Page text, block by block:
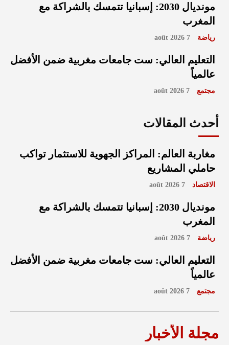
مونديال 2030: إسبانيا تتمسك بالشراكة مع
المغرب
رياضة 7 août 2026
التعليم العالي: ست جامعات مغربية ضمن الأفضل
عالمياً
مجتمع 7 août 2026
أحدث المقالات
مغاربة العالم: المراكز الجهوية للاستثمار تواكب
حاملي المشاريع
الاقتصاد 7 août 2026
مونديال 2030: إسبانيا تتمسك بالشراكة مع
المغرب
رياضة 7 août 2026
التعليم العالي: ست جامعات مغربية ضمن الأفضل
عالمياً
مجتمع 7 août 2026
مجلة الأخبار